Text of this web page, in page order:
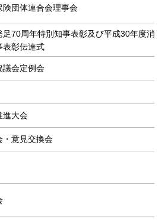
険団体連合会理事会
足70周年特別知事表彰及び平成30年度消
表彰伝達式
議会定例会
進大会
・意見交換会